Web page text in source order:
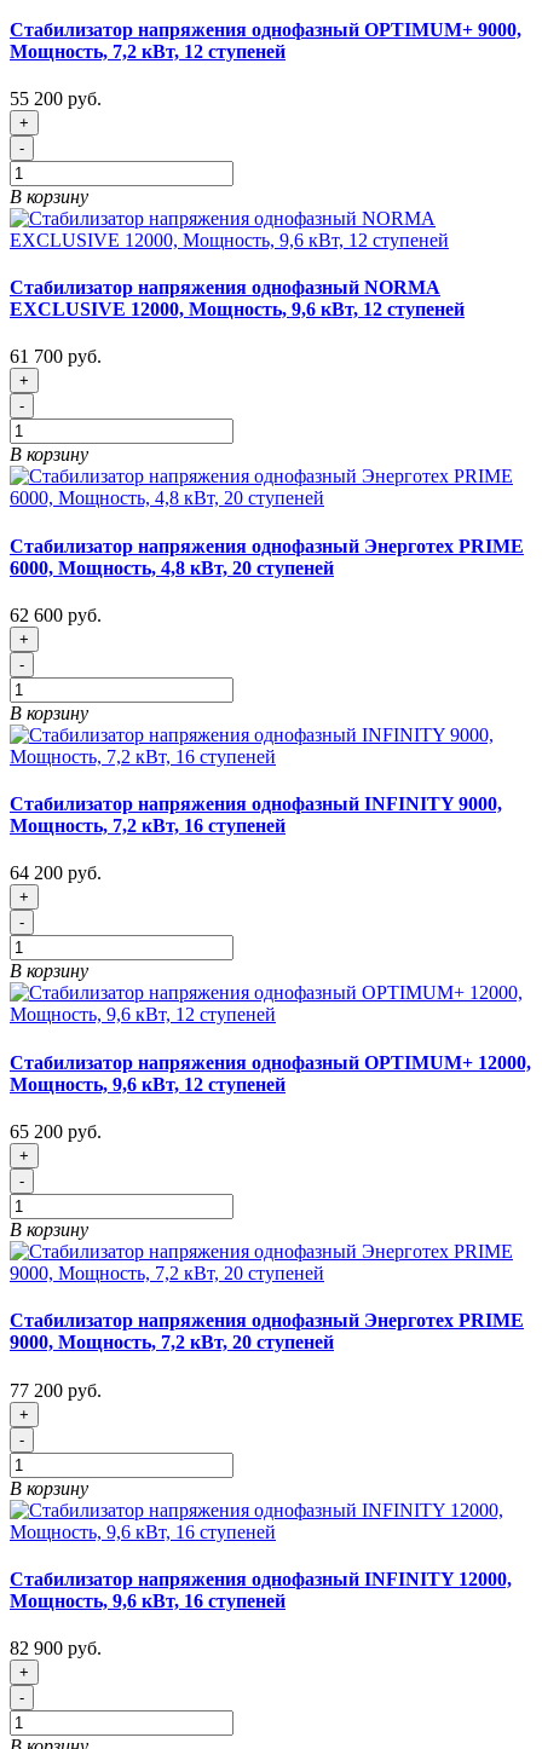
Стабилизатор напряжения однофазный OPTIMUM+ 9000,
Мощность, 7,2 кВт, 12 ступеней
55 200 руб.
+
-
В корзину
Стабилизатор напряжения однофазный NORMA
EXCLUSIVE 12000, Мощность, 9,6 кВт, 12 ступеней
61 700 руб.
+
-
В корзину
Стабилизатор напряжения однофазный Энерготех PRIME
6000, Мощность, 4,8 кВт, 20 ступеней
62 600 руб.
+
-
В корзину
Стабилизатор напряжения однофазный INFINITY 9000,
Мощность, 7,2 кВт, 16 ступеней
64 200 руб.
+
-
В корзину
Стабилизатор напряжения однофазный OPTIMUM+ 12000,
Мощность, 9,6 кВт, 12 ступеней
65 200 руб.
+
-
В корзину
Стабилизатор напряжения однофазный Энерготех PRIME
9000, Мощность, 7,2 кВт, 20 ступеней
77 200 руб.
+
-
В корзину
Стабилизатор напряжения однофазный INFINITY 12000,
Мощность, 9,6 кВт, 16 ступеней
82 900 руб.
+
-